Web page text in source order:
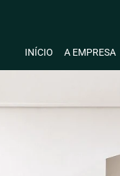
INÍCIO A EMPRESA